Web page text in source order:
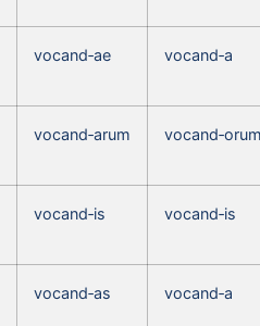
vocand‑ae vocand‑a
vocand‑arum
vocand‑is vocand‑is
vocand‑as vocand‑a